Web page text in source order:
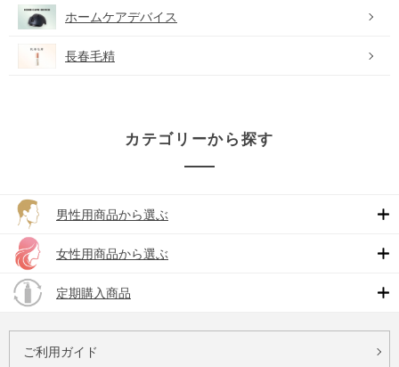
ホームケアデバイス
長春毛精
カテゴリーから探す
男性用商品から選ぶ
女性用商品から選ぶ
定期購入商品
ご利用ガイド